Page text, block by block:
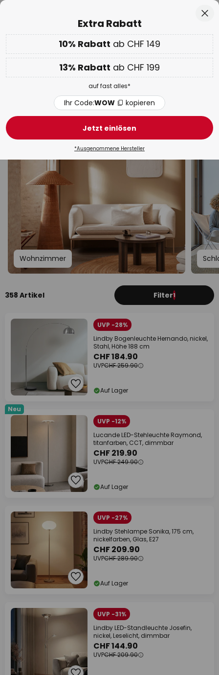
Nur
02D 22H 40M 33S
10% ab CHF 149 & 13% ab CHF 199 extraauf fast alles
Code:WOW kopieren
WOW Week:Bis zu -70%
Silberne Stehleuchten
Deckenfluter
Wohnzimmer
358 Artikel Filter1
UVP -28%
Lindby Bogenleuchte Hernando, nickel,
Stahl, Höhe 188 cm
CHF 184.90
UVPCHF 259.90
Auf Lager
Neu
UVP -12%
Lucande LED-Stehleuchte Raymond,
titanfarben, CCT, dimmbar
CHF 219.90
UVPCHF 249.90
Auf Lager
UVP -27%
Lindby Stehlampe Sonika, 175 cm,
nickelfarben, Glas, E27
CHF 209.90
UVPCHF 289.90
Auf Lager
UVP -31%
Lindby LED-Standleuchte Josefin,
nickel, Leselicht, dimmbar
CHF 144.90
UVPCHF 209.90
Extra Rabatt
10% Rabatt ab CHF 149
13% Rabatt ab CHF 199
auf fast alles*
Ihr Code:WOW kopieren
Jetzt einlösen
*Ausgenommene Hersteller